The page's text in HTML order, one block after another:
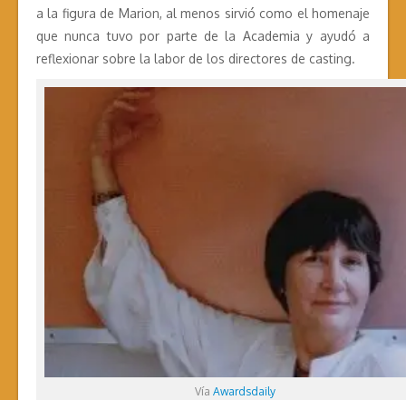
a la figura de Marion, al menos sirvió como el homenaje
que nunca tuvo por parte de la Academia y ayudó a
reflexionar sobre la labor de los directores de casting.
Vía Awardsdaily